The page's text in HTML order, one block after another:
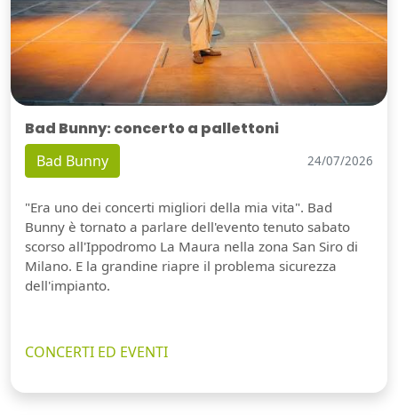
Bad Bunny: concerto a pallettoni
Bad Bunny 24/07/2026
"Era uno dei concerti migliori della mia vita". Bad
Bunny è tornato a parlare dell'evento tenuto sabato
scorso all'Ippodromo La Maura nella zona San Siro di
Milano. E la grandine riapre il problema sicurezza
dell'impianto.
CONCERTI ED EVENTI